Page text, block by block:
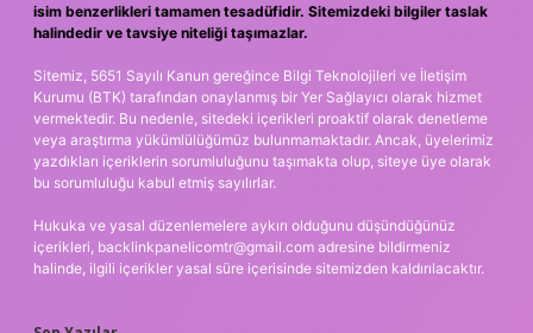
isim benzerlikleri tamamen tesadüfidir. Sitemizdeki bilgiler taslak
halindedir ve tavsiye niteliği taşımazlar.
Sitemiz, 5651 Sayılı Kanun gereğince Bilgi Teknolojileri ve İletişim
Kurumu (BTK) tarafından onaylanmış bir Yer Sağlayıcı olarak hizmet
vermektedir. Bu nedenle, sitedeki içerikleri proaktif olarak denetleme
veya araştırma yükümlülüğümüz bulunmamaktadır. Ancak, üyelerimiz
yazdıkları içeriklerin sorumluluğunu taşımakta olup, siteye üye olarak
bu sorumluluğu kabul etmiş sayılırlar.
Hukuka ve yasal düzenlemelere aykırı olduğunu düşündüğünüz
içerikleri, backlinkpanelicomtr@gmail.com adresine bildirmeniz
halinde, ilgili içerikler yasal süre içerisinde sitemizden kaldırılacaktır.